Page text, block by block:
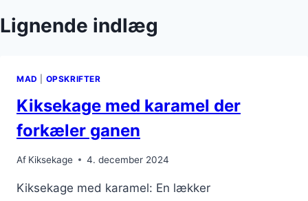
Lignende indlæg
MAD OPSKRIFTER
Kiksekage med karamel der
forkæler ganen
Af Kiksekage 4. december 2024
Kiksekage med karamel: En lækker